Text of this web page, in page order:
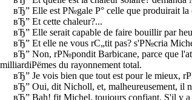
вЂ” Elle est Р№gale Р° celle que produirait la
вЂ” Et cette chaleur?...
вЂ” Elle serait capable de faire bouillir par
вЂ” Et elle ne vous rС„tit pas? s'Р№cria
вЂ” Non, rР№pondit Barbicane, parce que
milliardiРёmes du rayonnement total.
вЂ” Je vois bien que tout est pour le mieux,
вЂ” Oui, dit Nicholl, et, malheureusement, il
вЂ” Bah! fit Michel, toujours confiant. S'il y a